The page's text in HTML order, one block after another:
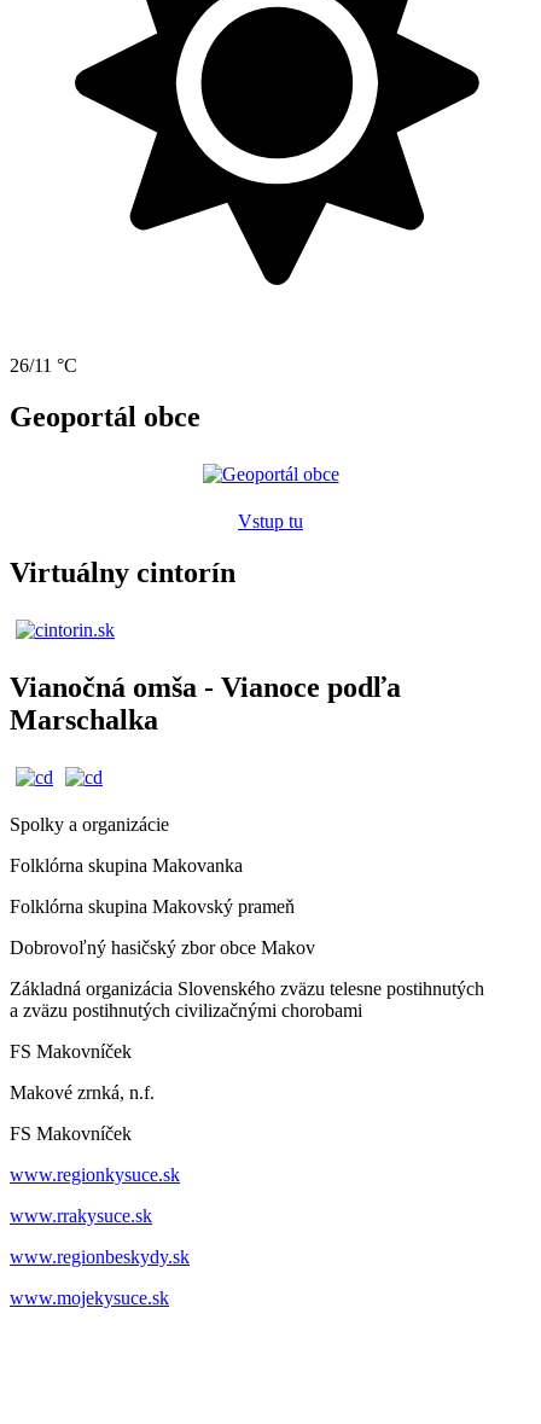
26/11 °C
Geoportál obce
Vstup tu
Virtuálny cintorín
Vianočná omša - Vianoce podľa
Marschalka
Spolky a organizácie
Folklórna skupina Makovanka
Folklórna skupina Makovský prameň
Dobrovoľný hasičský zbor obce Makov
Základná organizácia Slovenského zväzu telesne postihnutých
a zväzu postihnutých civilizačnými chorobami
FS Makovníček
Makové zrnká, n.f.
FS Makovníček
www.regionkysuce.sk
www.rrakysuce.sk
www.regionbeskydy.sk
www.mojekysuce.sk